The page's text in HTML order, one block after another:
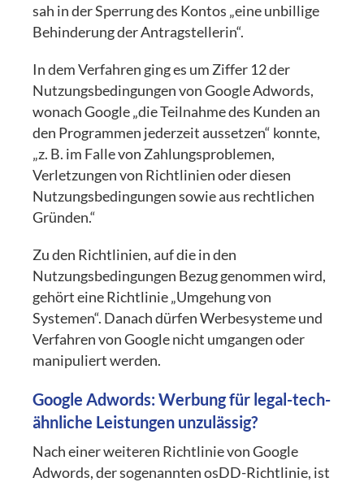
sah in der Sperrung des Kontos „eine unbillige
Behinderung der Antragstellerin“.
In dem Verfahren ging es um Ziffer 12 der
Nutzungsbedingungen von Google Adwords,
wonach Google „die Teilnahme des Kunden an
den Programmen jederzeit aussetzen“ konnte,
„z. B. im Falle von Zahlungsproblemen,
Verletzungen von Richtlinien oder diesen
Nutzungsbedingungen sowie aus rechtlichen
Gründen.“
Zu den Richtlinien, auf die in den
Nutzungsbedingungen Bezug genommen wird,
gehört eine Richtlinie „Umgehung von
Systemen“. Danach dürfen Werbesysteme und
Verfahren von Google nicht umgangen oder
manipuliert werden.
Google Adwords: Werbung für legal-tech-
ähnliche Leistungen unzulässig?
Nach einer weiteren Richtlinie von Google
Adwords, der sogenannten osDD-Richtlinie, ist